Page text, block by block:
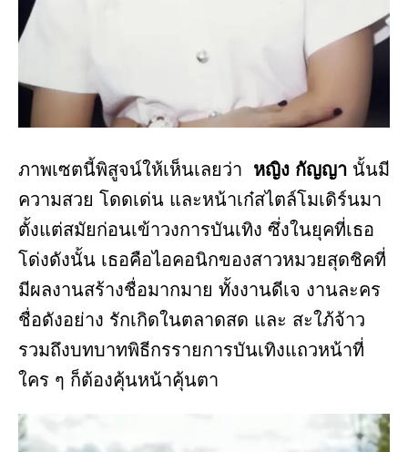
ภาพเซตนี้พิสูจน์ให้เห็นเลยว่า หญิง กัญญา นั้นมี
ความสวย โดดเด่น และหน้าเก๋สไตล์โมเดิร์นมา
ตั้งแต่สมัยก่อนเข้าวงการบันเทิง ซึ่งในยุคที่เธอ
โด่งดังนั้น เธอคือไอคอนิกของสาวหมวยสุดชิคที่
มีผลงานสร้างชื่อมากมาย ทั้งงานดีเจ งานละคร
ชื่อดังอย่าง รักเกิดในตลาดสด และ สะใภ้จ้าว
รวมถึงบทบาทพิธีกรรายการบันเทิงแถวหน้าที่
ใคร ๆ ก็ต้องคุ้นหน้าคุ้นตา